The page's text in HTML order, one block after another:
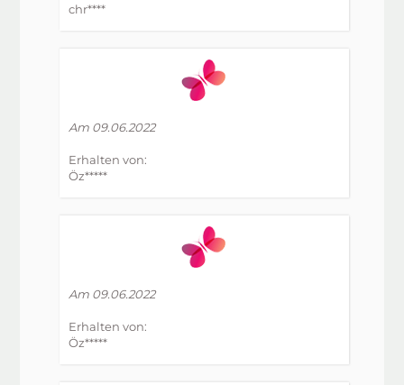
chr****
Am 09.06.2022
Erhalten von:
Öz*****
Am 09.06.2022
Erhalten von:
Öz*****